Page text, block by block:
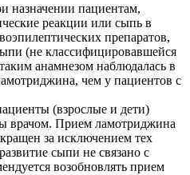
назначении пациентам,
реакции или сыпь в
препаратов,
(не классифицировавшейся
анамнезом наблюдалась в
чем у пациентов с
(взрослые и дети)
врачом. Прием ламотриджина
за исключением тех
сыпи не связано с
возобновлять прием